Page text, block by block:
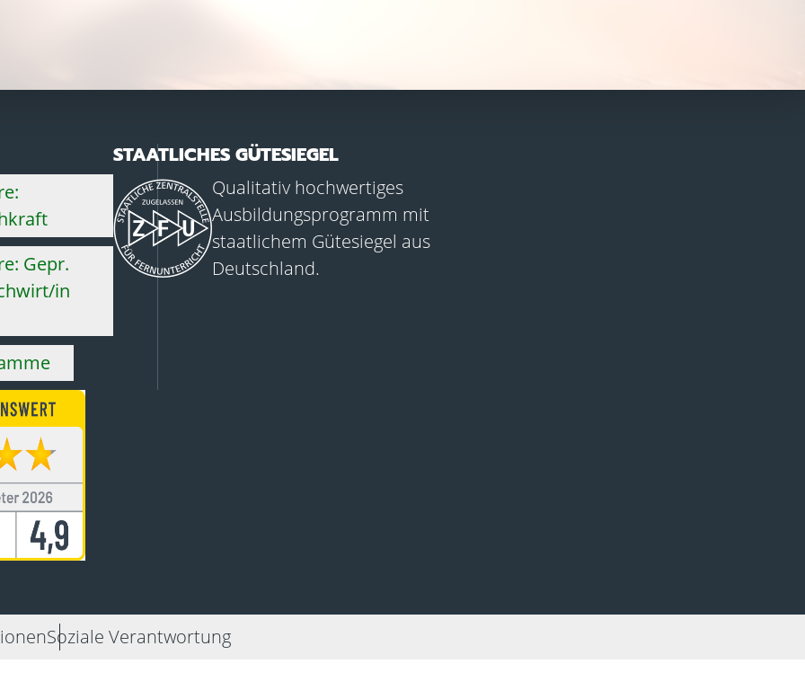
Gepr.
in
STAATLICHES GÜTESIEGEL
Qualitativ hochwertiges
Ausbildungsprogramm mit
staatlichem Gütesiegel aus
Deutschland.
Soziale Verantwortung